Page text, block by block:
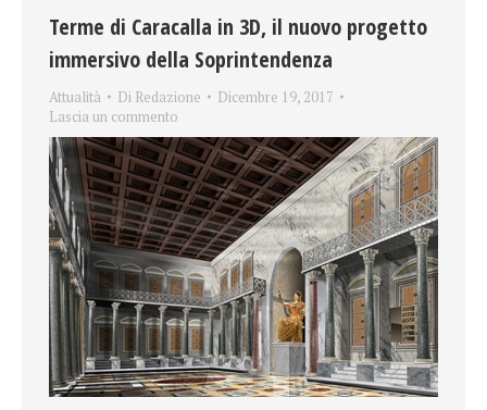
Terme di Caracalla in 3D, il nuovo progetto
immersivo della Soprintendenza
Attualità Di Redazione
Dicembre 19, 2017
Lascia un commento